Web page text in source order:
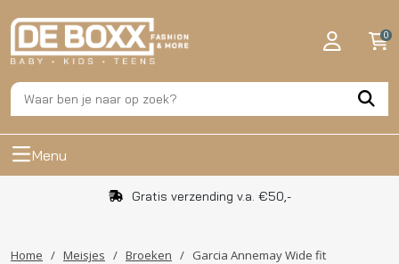
0
Menu
Gratis verzending v.a. €50,-
Home / Meisjes / Broeken / Garcia Annemay Wide fit